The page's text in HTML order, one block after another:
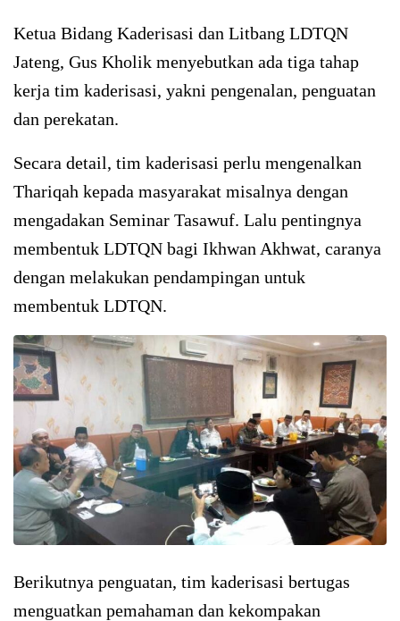
Ketua Bidang Kaderisasi dan Litbang LDTQN
Jateng, Gus Kholik menyebutkan ada tiga tahap
kerja tim kaderisasi, yakni pengenalan, penguatan
dan perekatan.
Secara detail, tim kaderisasi perlu mengenalkan
Thariqah kepada masyarakat misalnya dengan
mengadakan Seminar Tasawuf. Lalu pentingnya
membentuk LDTQN bagi Ikhwan Akhwat, caranya
dengan melakukan pendampingan untuk
membentuk LDTQN.
Berikutnya penguatan, tim kaderisasi bertugas
menguatkan pemahaman dan kekompakan